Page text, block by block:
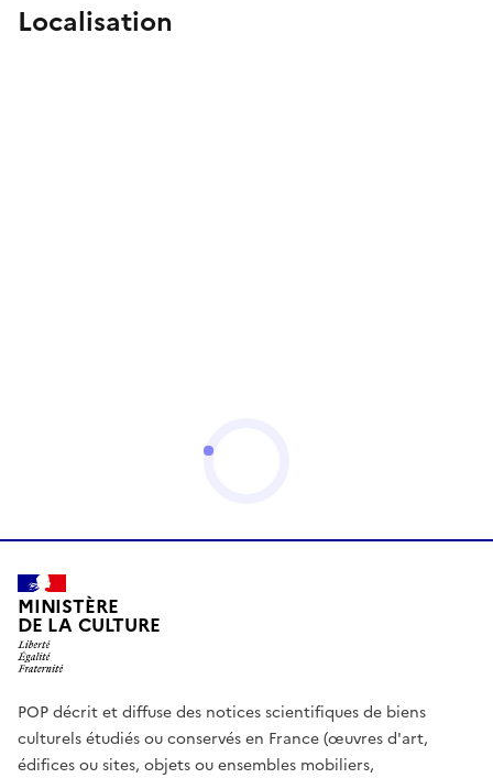
Localisation
MINISTÈRE
DE LA CULTURE
POP décrit et diffuse des notices scientifiques de biens
culturels étudiés ou conservés en France (œuvres d'art,
édifices ou sites, objets ou ensembles mobiliers,